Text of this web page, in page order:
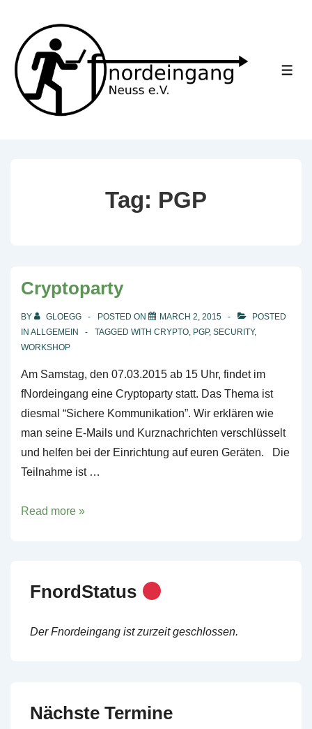
Main
Content
Tag: PGP
Cryptoparty
BY GLOEGG POSTED ON MARCH 2, 2015
POSTED
IN ALLGEMEIN TAGGED WITH CRYPTO, PGP, SECURITY,
WORKSHOP
Am Samstag, den 07.03.2015 ab 15 Uhr, findet im
fNordeingang eine Cryptoparty statt. Das Thema ist
diesmal “Sichere Kommunikation”. Wir erklären wie
man seine E-Mails und Kurznachrichten verschlüsselt
und helfen bei der Einrichtung auf euren Geräten. Die
Teilnahme ist …
Cryptoparty
Read more »
FnordStatus
Der Fnordeingang ist zurzeit geschlossen.
Nächste Termine